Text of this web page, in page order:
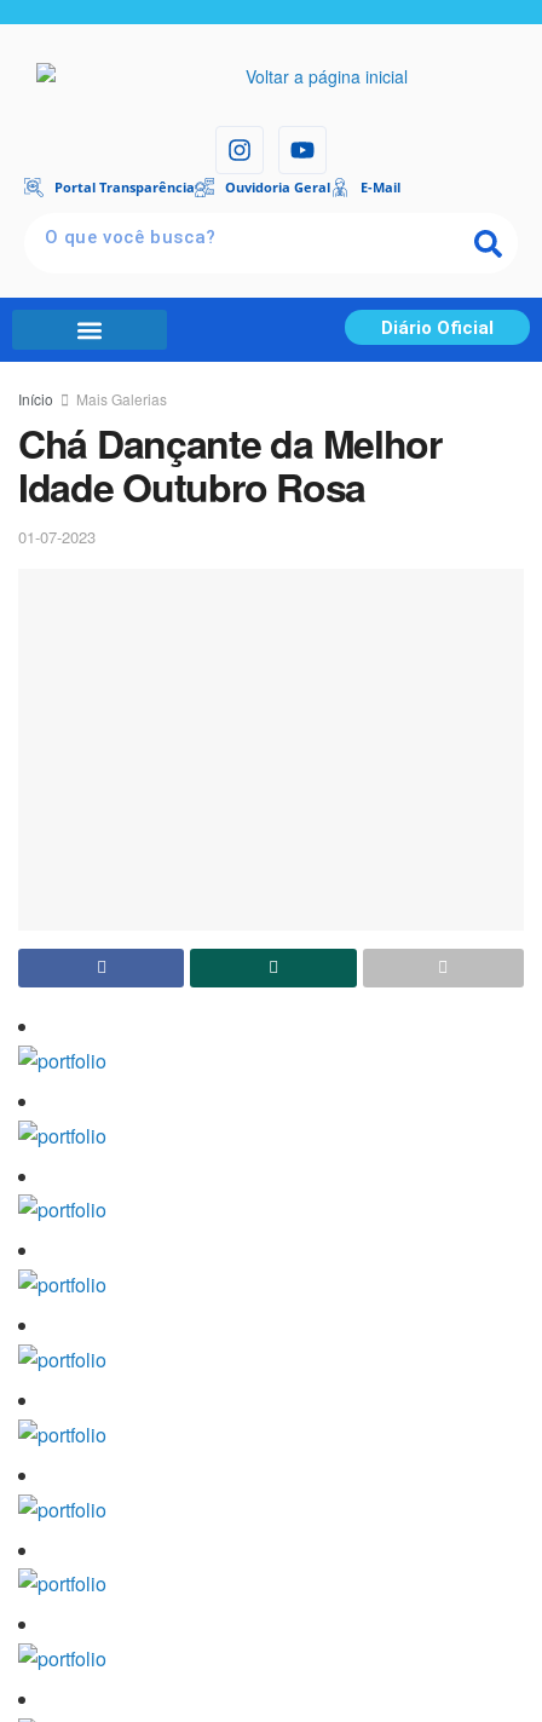
Portal Transparência Ouvidoria Geral E-Mail
Diário Oficial
Início Mais Galerias
Chá Dançante da Melhor
Idade Outubro Rosa
01-07-2023